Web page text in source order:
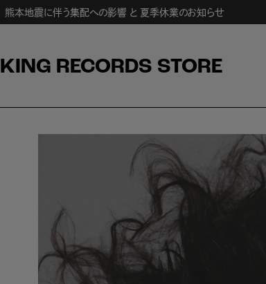
熊本地震に伴う集配への影響 と 夏季休業のお知らせ
KING RECORDS STORE